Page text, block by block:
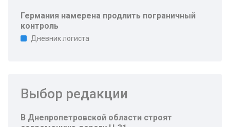
Германия намерена продлить пограничный
контроль
Дневник логиста
Выбор редакции
В Днепропетровской области строят